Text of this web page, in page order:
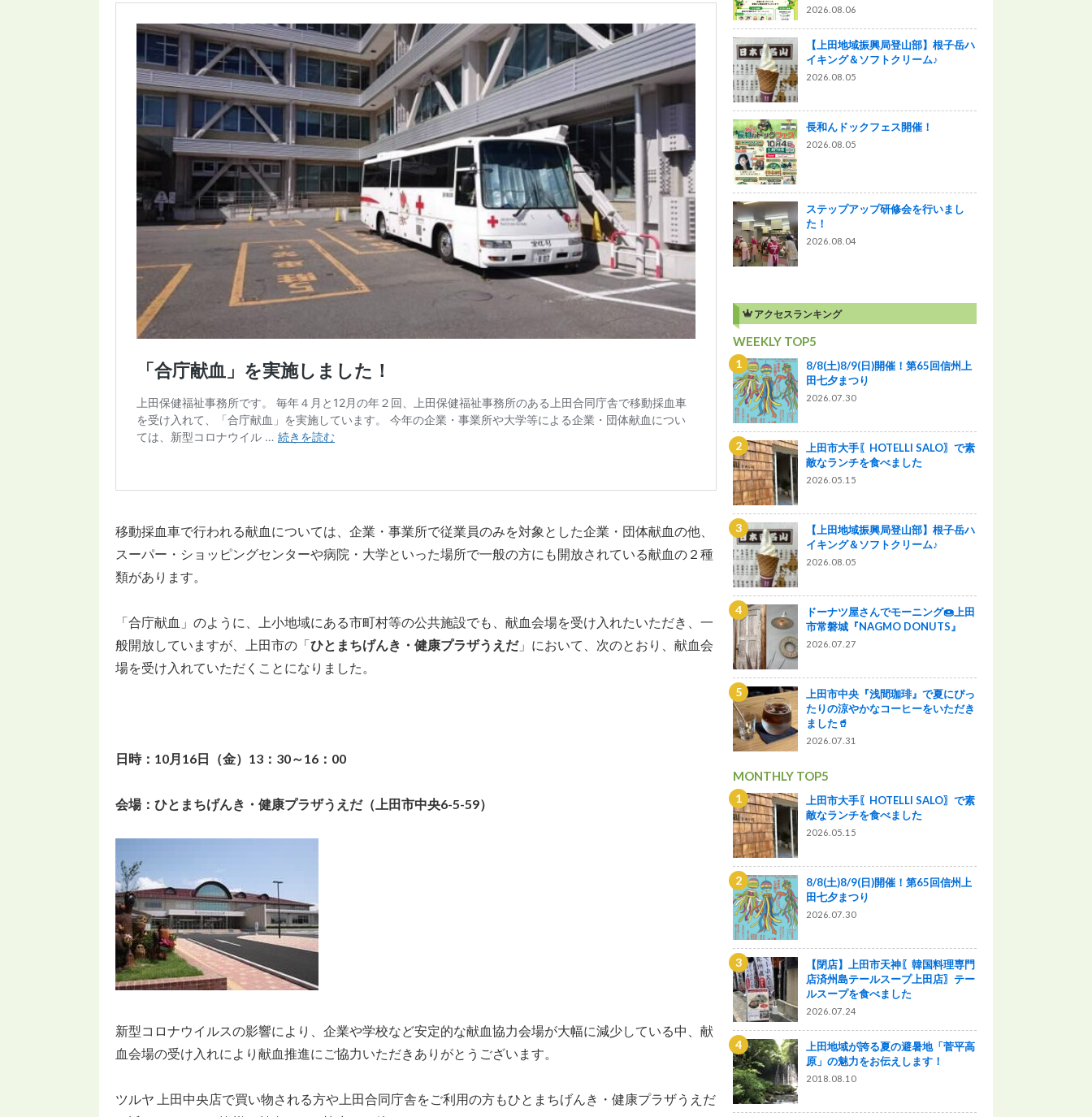
移動採血車で行われる献血については、企業・事業所で従業員のみを対象とした企業・団体献血の他、
スーパー・ショッピングセンターや病院・大学といった場所で一般の方にも開放されている献血の２種
類があります。
「合庁献血」のように、上小地域にある市町村等の公共施設でも、献血会場を受け入れたいただき、一
般開放していますが、上田市の「ひとまちげんき・健康プラザうえだ」において、次のとおり、献血会
場を受け入れていただくことになりました。
日時：10月16日（金）13：30～16：00
会場：ひとまちげんき・健康プラザうえだ（上田市中央6-5-59）
新型コロナウイルスの影響により、企業や学校など安定的な献血協力会場が大幅に減少している中、献
血会場の受け入れにより献血推進にご協力いただきありがとうございます。
ツルヤ 上田中央店で買い物される方や上田合同庁舎をご利用の方もひとまちげんき・健康プラザうえだ
2026.08.06
【上田地域振興局登山部】根子岳ハ
イキング＆ソフトクリーム♪
2026.08.05
長和んドックフェス開催！
2026.08.05
ステップアップ研修会を行いまし
た！
2026.08.04
アクセスランキング
WEEKLY TOP5
8/8(土)8/9(日)開催！第65回信州上
田七夕まつり
2026.07.30
上田市大手〖HOTELLI SALO〗で素
敵なランチを食べました
2026.05.15
【上田地域振興局登山部】根子岳ハ
イキング＆ソフトクリーム♪
2026.08.05
ドーナツ屋さんでモーニング🍩上田
市常磐城『NAGMO DONUTS』
2026.07.27
上田市中央『浅間珈琲』で夏にぴっ
たりの涼やかなコーヒーをいただき
ました🥤
2026.07.31
MONTHLY TOP5
上田市大手〖HOTELLI SALO〗で素
敵なランチを食べました
2026.05.15
8/8(土)8/9(日)開催！第65回信州上
田七夕まつり
2026.07.30
【閉店】上田市天神〖韓国料理専門
店済州島テールスープ上田店〗テー
ルスープを食べました
2026.07.24
上田地域が誇る夏の避暑地「菅平高
原」の魅力をお伝えします！
2018.08.10